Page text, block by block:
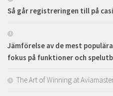
Så går registreringen till på
Jämförelse av de mest
fokus på funktioner och
The Art of Winning at